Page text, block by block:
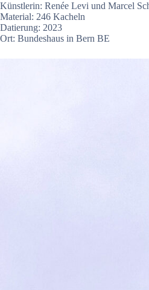
Künstlerin: Renée Levi und Marcel
Material: 246 Kacheln
Datierung: 2023
Ort: Bundeshaus in Bern BE